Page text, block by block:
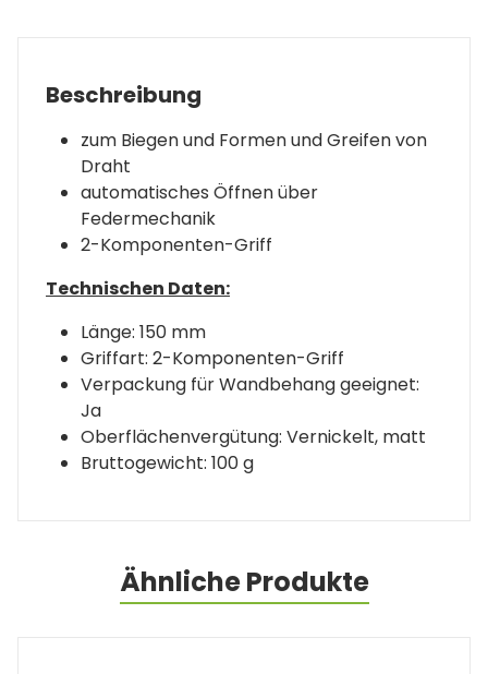
Beschreibung
zum Biegen und Formen und Greifen von
Draht
automatisches Öffnen über
Federmechanik
2-Komponenten-Griff
Technischen Daten:
Länge: 150 mm
Griffart: 2-Komponenten-Griff
Verpackung für Wandbehang geeignet:
Ja
Oberflächenvergütung: Vernickelt, matt
Bruttogewicht: 100 g
Ähnliche Produkte